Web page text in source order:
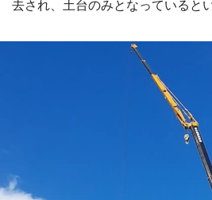
去され、土台のみとなっているとい